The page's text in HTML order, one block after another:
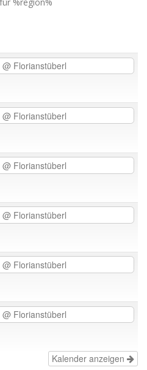
@ Florianstüberl
@ Florianstüberl
@ Florianstüberl
@ Florianstüberl
@ Florianstüberl
@ Florianstüberl
Kalender anzeigen